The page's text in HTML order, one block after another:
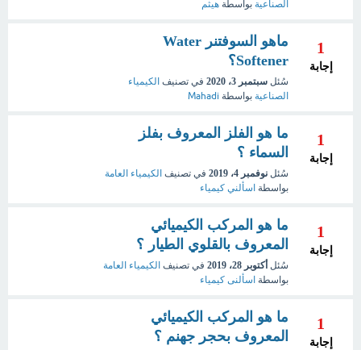
الصناعية بواسطة هيثم
1
إجابة
ماهو السوفتنر Water
Softener؟
سُئل سبتمبر 3، 2020 في تصنيف الكيمياء
الصناعية بواسطة Mahadi
1
إجابة
ما هو الفلز المعروف بفلز
السماء ؟
سُئل نوفمبر 4، 2019 في تصنيف الكيمياء العامة
بواسطة اسألني كيمياء
1
إجابة
ما هو المركب الكيميائي
المعروف بالقلوي الطيار ؟
سُئل أكتوبر 28، 2019 في تصنيف الكيمياء العامة
بواسطة اسألنى كيمياء
1
إجابة
ما هو المركب الكيميائي
المعروف بحجر جهنم ؟